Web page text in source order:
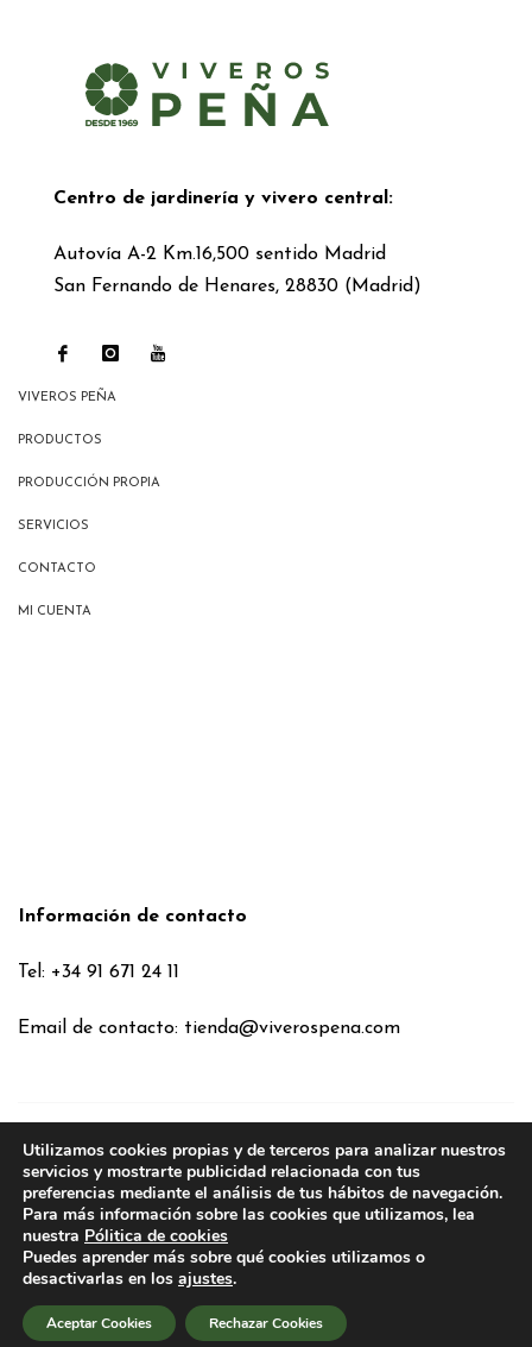
Centro de jardinería y vivero central:
Autovía A-2 Km.16,500 sentido Madrid
San Fernando de Henares, 28830 (Madrid)
VIVEROS PEÑA
PRODUCTOS
PRODUCCIÓN PROPIA
SERVICIOS
CONTACTO
MI CUENTA
Información de contacto
Tel: +34 91 671 24 11
Email de contacto: tienda@viverospena.com
Condiciones generales
Aviso legal
Política de Cookies
Política de privacidad
Política de privacidad en RRSS
2026VIVEROS PEÑA . TODOS LOS DERECHOS RESERVADOS
Utilizamos cookies propias y de terceros para analizar nuestros
servicios y mostrarte publicidad relacionada con tus
preferencias mediante el análisis de tus hábitos de navegación.
Para más información sobre las cookies que utilizamos, lea
nuestra Pólitica de cookies
Puedes aprender más sobre qué cookies utilizamos o
desactivarlas en los ajustes.
Aceptar Cookies Rechazar Cookies